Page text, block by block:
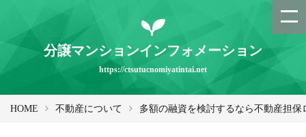
分譲マンションインフォメーション
https://ctsutucnomiyatintai.net
HOME 不動産について 多額の融資を検討するなら不動産担保